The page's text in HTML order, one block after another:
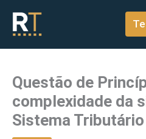
conteúdo
Questão de
complexidade da
Sistema